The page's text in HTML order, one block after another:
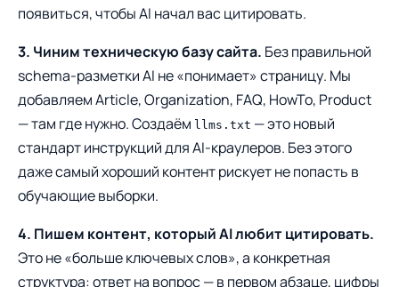
появиться, чтобы AI начал вас цитировать.
3. Чиним техническую базу сайта. Без правильной
schema-разметки AI не «понимает» страницу. Мы
добавляем Article, Organization, FAQ, HowTo, Product
— там где нужно. Создаём llms.txt — это новый
стандарт инструкций для AI-краулеров. Без этого
даже самый хороший контент рискует не попасть в
обучающие выборки.
4. Пишем контент, который AI любит цитировать.
Это не «больше ключевых слов», а конкретная
структура: ответ на вопрос — в первом абзаце, цифры